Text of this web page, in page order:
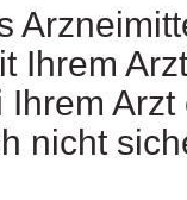
Ihrem
nicht